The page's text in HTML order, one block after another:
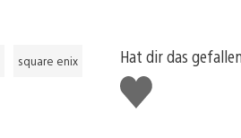
square enix
Hat dir das
Gefällt
mir